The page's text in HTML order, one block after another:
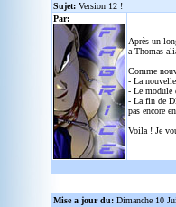
Sujet: Version 12 !
Par:
Après un
a Thomas
Comme
- La
- Le module
- La fin de
pas encore
Voila ! Je
Mise a jour du: Dimanche 10